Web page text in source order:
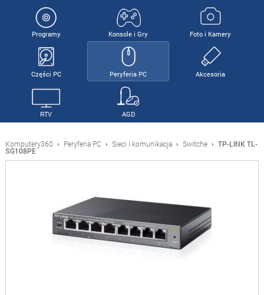
Programy Konsole i Gry Foto i Kamery
Części PC Peryferia PC Akcesoria
RTV AGD
Komputery360 › Peryferia PC › Sieci i komunikacja › Switche › TP-LINK TL-
SG108PE